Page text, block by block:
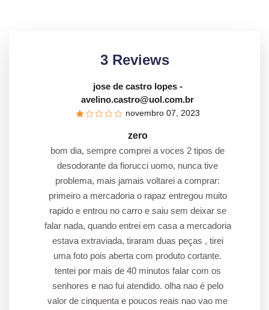
3 Reviews
jose de castro lopes -
avelino.castro@uol.com.br
novembro 07, 2023
zero
bom dia, sempre comprei a voces 2 tipos de
desodorante da fiorucci uomo, nunca tive
problema, mais jamais voltarei a comprar:
primeiro a mercadoria o rapaz entregou muito
rapido e entrou no carro e saiu sem deixar se
falar nada, quando entrei em casa a mercadoria
estava extraviada, tiraram duas peças , tirei
uma foto pois aberta com produto cortante.
tentei por mais de 40 minutos falar com os
senhores e nao fui atendido. olha nao é pelo
valor de cinquenta e poucos reais nao vao me